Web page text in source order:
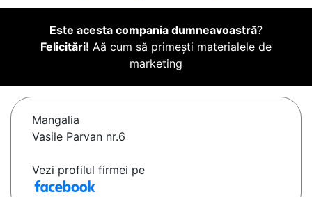
Este acesta compania dumneavoastră?
Felicitări! Aă cum să primești materialele de
marketing
Mangalia
Vasile Parvan nr.6
Vezi profilul firmei pe